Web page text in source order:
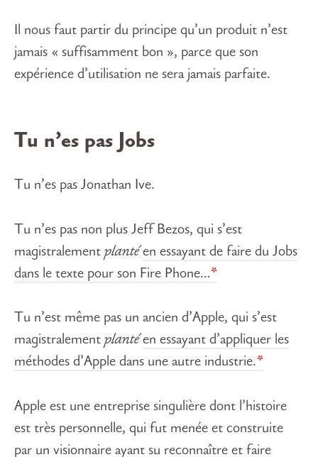
Il nous faut partir du principe qu’un produit n’est
jamais « suffisamment bon », parce que son
expérience d’utilisation ne sera jamais parfaite.
Tu n’es pas Jobs
Tu n’es pas Jonathan Ive.
Tu n’es pas non plus Jeff Bezos, qui s’est
magistralement planté en essayant de faire du Jobs
dans le texte pour son Fire Phone…
Tu n’est même pas un ancien d’Apple, qui s’est
magistralement planté en essayant d’appliquer les
méthodes d’Apple dans une autre industrie.
Apple est une entreprise singulière dont l’histoire
est très personnelle, qui fut menée et construite
par un visionnaire ayant su reconnaître et faire